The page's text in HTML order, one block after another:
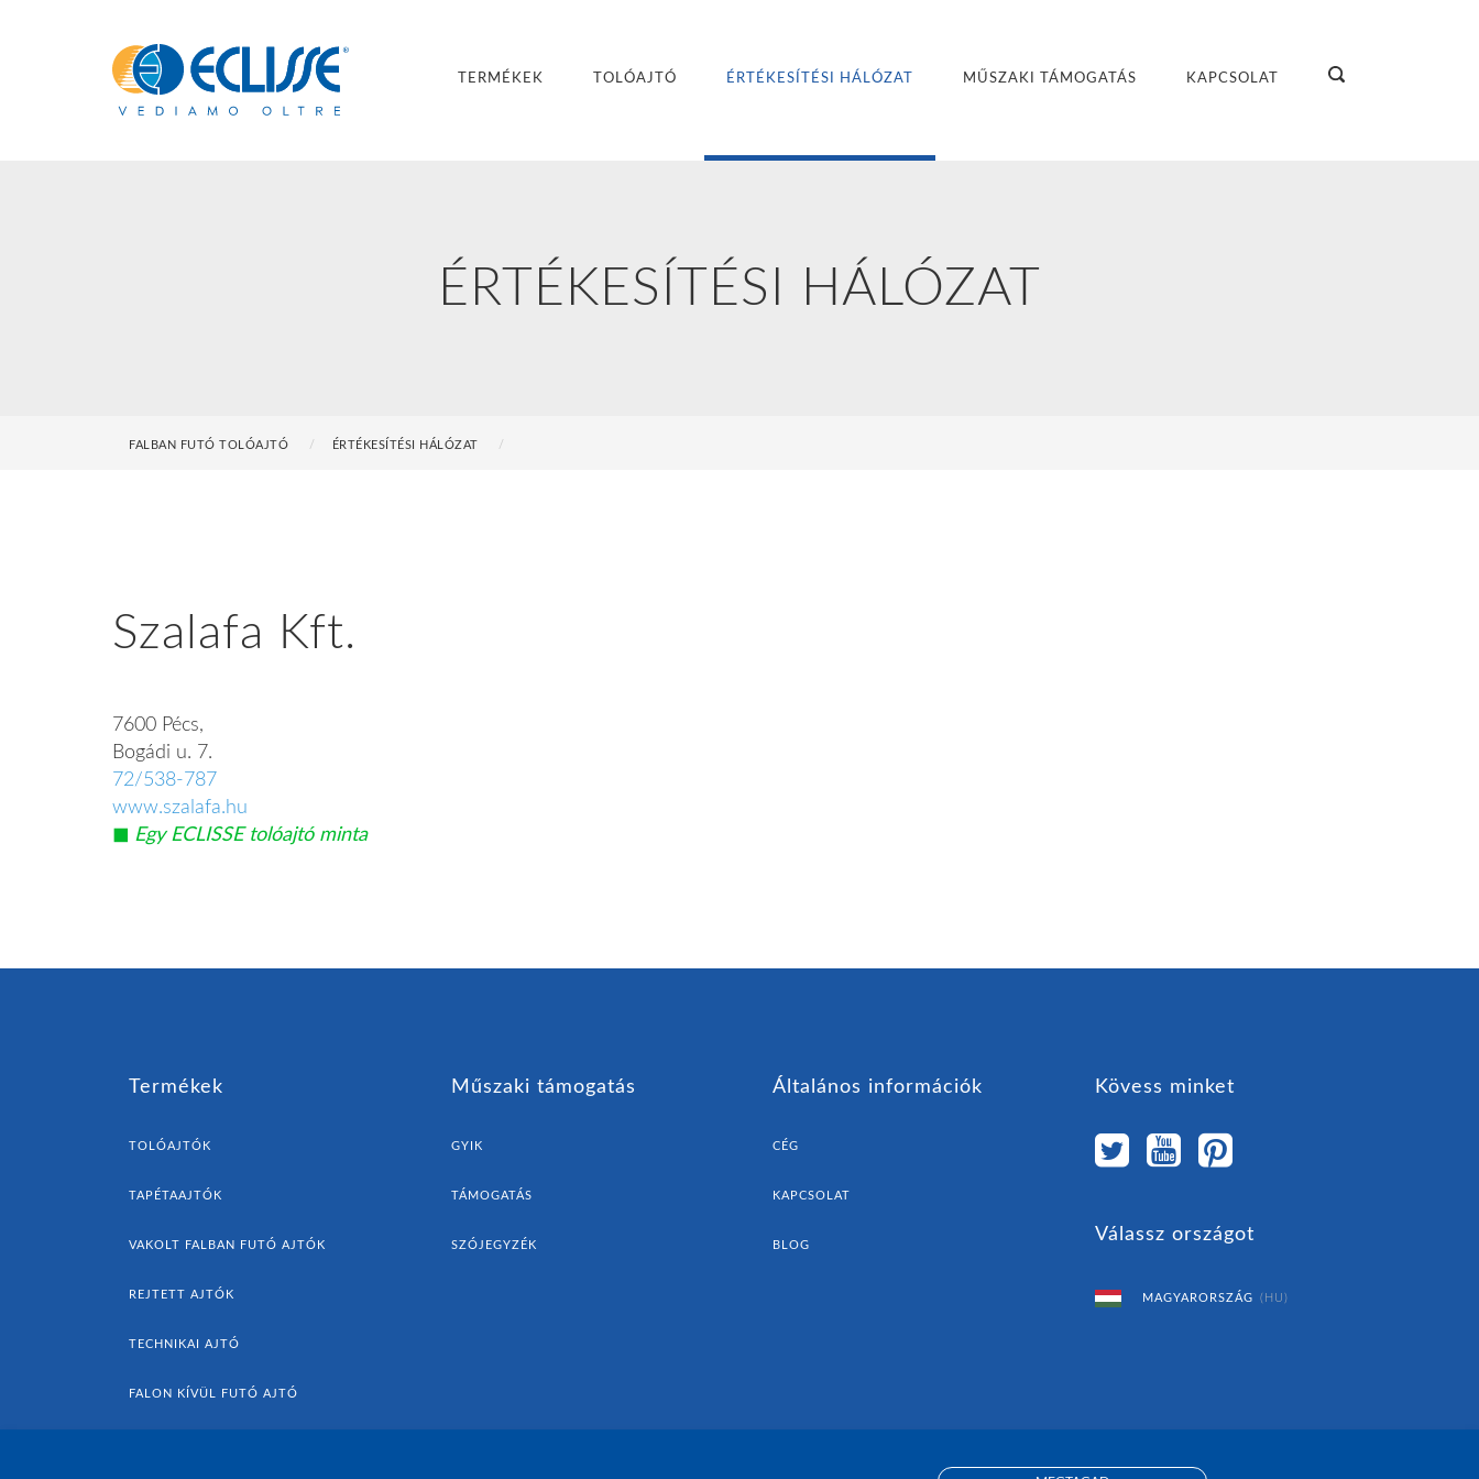
TERMÉKEK TOLÓAJTÓ ÉRTÉKESÍTÉSI HÁLÓZAT MŰSZAKI TÁMOGATÁS KAPCSOLAT
ÉRTÉKESÍTÉSI HÁLÓZAT
FALBAN FUTÓ TOLÓAJTÓ ÉRTÉKESÍTÉSI HÁLÓZAT
Szalafa Kft.
7600 Pécs,
Bogádi u. 7.
72/538-787
www.szalafa.hu
◼︎ Egy ECLISSE tolóajtó minta
Termékek
TOLÓAJTÓK
TAPÉTAAJTÓK
VAKOLT FALBAN FUTÓ AJTÓK
REJTETT AJTÓK
TECHNIKAI AJTÓ
FALON KÍVÜL FUTÓ AJTÓ
Műszaki támogatás
GYIK
TÁMOGATÁS
SZÓJEGYZÉK
Általános információk
CÉG
KAPCSOLAT
BLOG
Kövess minket
Válassz országot
MAGYARORSZÁG (HU)